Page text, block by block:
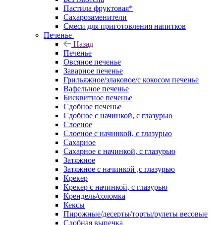
Пастила фруктовая*
Сахарозаменители
Смеси для приготовления напитков
Печенье
Назад
Печенье
Овсяное печенье
Заварное печенье
Грильяжное/злаковое/с кокосом печенье
Вафельное печенье
Бисквитное печенье
Сдобное печенье
Сдобное с начинкой, с глазурью
Слоеное
Слоеное с начинкой, с глазурью
Сахарное
Сахарное с начинкой, с глазурью
Затяжное
Затяжное с начинкой ,с глазурью
Крекер
Крекер с начинкой, с глазурью
Крендель/соломка
Кексы
Пирожные/десерты/торты/рулеты весовые
Сдобная выпечка